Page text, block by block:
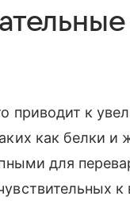
приводит к
как белки
для